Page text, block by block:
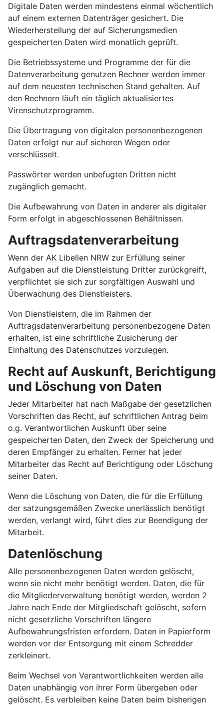
Digitale Daten werden mindestens einmal wöchentlich
auf einem externen Datenträger gesichert. Die
Wiederherstellung der auf Sicherungsmedien
gespeicherten Daten wird monatlich geprüft.
Die Betriebssysteme und Programme der für die
Datenverarbeitung genutzen Rechner werden immer
auf dem neuesten technischen Stand gehalten. Auf
den Rechnern läuft ein täglich aktualisiertes
Virenschutzprogramm.
Die Übertragung von digitalen personenbezogenen
Daten erfolgt nur auf sicheren Wegen oder
verschlüsselt.
Passwörter werden unbefugten Dritten nicht
zugänglich gemacht.
Die Aufbewahrung von Daten in anderer als digitaler
Form erfolgt in abgeschlossenen Behältnissen.
Auftragsdatenverarbeitung
Wenn der AK Libellen NRW zur Erfüllung seiner
Aufgaben auf die Dienstleistung Dritter zurückgreift,
verpflichtet sie sich zur sorgfältigen Auswahl und
Überwachung des Dienstleisters.
Von Dienstleistern, die im Rahmen der
Auftragsdatenverarbeitung personenbezogene Daten
erhalten, ist eine schriftliche Zusicherung der
Einhaltung des Datenschutzes vorzulegen.
Recht auf Auskunft, Berichtigung
und Löschung von Daten
Jeder Mitarbeiter hat nach Maßgabe der gesetzlichen
Vorschriften das Recht, auf schriftlichen Antrag beim
o.g. Verantwortlichen Auskunft über seine
gespeicherten Daten, den Zweck der Speicherung und
deren Empfänger zu erhalten. Ferner hat jeder
Mitarbeiter das Recht auf Berichtigung oder Löschung
seiner Daten.
Wenn die Löschung von Daten, die für die Erfüllung
der satzungsgemäßen Zwecke unerlässlich benötigt
werden, verlangt wird, führt dies zur Beendigung der
Mitarbeit.
Datenlöschung
Alle personenbezogenen Daten werden gelöscht,
wenn sie nicht mehr benötigt werden. Daten, die für
die Mitgliederverwaltung benötigt werden, werden 2
Jahre nach Ende der Mitgliedschaft gelöscht, sofern
nicht gesetzliche Vorschriften längere
Aufbewahrungsfristen erfordern. Daten in Papierform
werden vor der Entsorgung mit einem Schredder
zerkleinert.
Beim Wechsel von Verantwortlichkeiten werden alle
Daten unabhängig von ihrer Form übergeben oder
gelöscht. Es verbleiben keine Daten beim bisherigen